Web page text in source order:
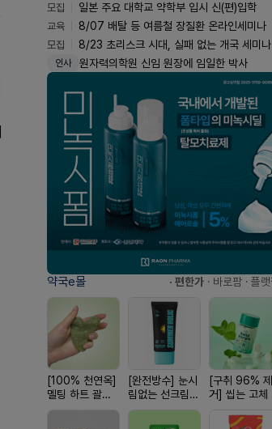
모집
일본 주요 대학교 약학부 입시 신(편)입학
교육
8/07 배탈 등 여름철 장질환 온라인세미나
모집
8/23 초리스크 시대, 실패 없는 개국 세미나
인사 원자력의학원 신임 원장에 임일한 박사
약국e몰 · 편한가 · 바로팜 · 플
[100% 천연옥]
멜팅 하트 괄사
마사지기
[완전방수] 눈시
림없는 선크림
(SPF50+)
[구취 96% 제
거] 씹는 고체